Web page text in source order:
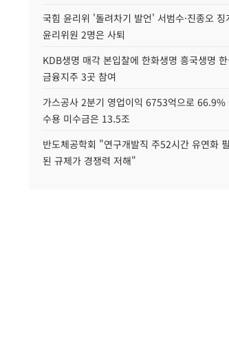
국힘 윤리위 '돌려차기 발언' 서범수·진종오 징
윤리위원 2명은 사퇴
KDB생명 매각 본입찰에 한화생명 흥국생명
금융지주 3곳 참여
가스공사 2분기 영업이익 6753억으로 66.9%
수용 미수금은 13.5조
반도체공학회 "연구개발직 주52시간 유연화
된 규제가 경쟁력 저해"